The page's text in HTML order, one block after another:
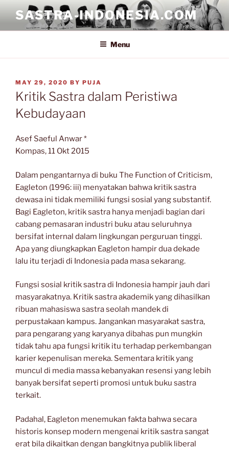
content
SASTRA-INDONESIA.COM
Menu
POSTED
ON
MAY 29, 2020 BY PUJA
Kritik Sastra dalam Peristiwa
Kebudayaan
Asef Saeful Anwar *
Kompas, 11 Okt 2015
Dalam pengantarnya di buku The Function of Criticism,
Eagleton (1996: iii) menyatakan bahwa kritik sastra
dewasa ini tidak memiliki fungsi sosial yang substantif.
Bagi Eagleton, kritik sastra hanya menjadi bagian dari
cabang pemasaran industri buku atau seluruhnya
bersifat internal dalam lingkungan perguruan tinggi.
Apa yang diungkapkan Eagleton hampir dua dekade
lalu itu terjadi di Indonesia pada masa sekarang.
Fungsi sosial kritik sastra di Indonesia hampir jauh dari
masyarakatnya. Kritik sastra akademik yang dihasilkan
ribuan mahasiswa sastra seolah mandek di
perpustakaan kampus. Jangankan masyarakat sastra,
para pengarang yang karyanya dibahas pun mungkin
tidak tahu apa fungsi kritik itu terhadap perkembangan
karier kepenulisan mereka. Sementara kritik yang
muncul di media massa kebanyakan resensi yang lebih
banyak bersifat seperti promosi untuk buku sastra
terkait.
Padahal, Eagleton menemukan fakta bahwa secara
historis konsep modern mengenai kritik sastra sangat
erat bila dikaitkan dengan bangkitnya publik liberal